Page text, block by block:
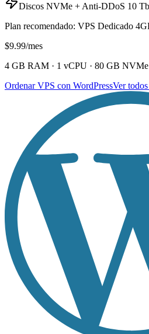
Discos NVMe + Anti-DDoS 10
Plan recomendado: VPS Dedicado
$9.99/mes
4 GB RAM · 1 vCPU · 80 GB NVMe
Ordenar VPS con WordPressVer